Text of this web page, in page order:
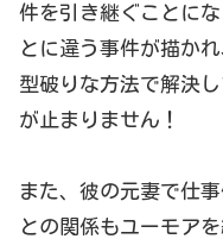
件を引き継ぐことに
とに違う事件が描か
型破りな方法で解決
が止まりません！
また、彼の元妻で仕
との関係もユーモア